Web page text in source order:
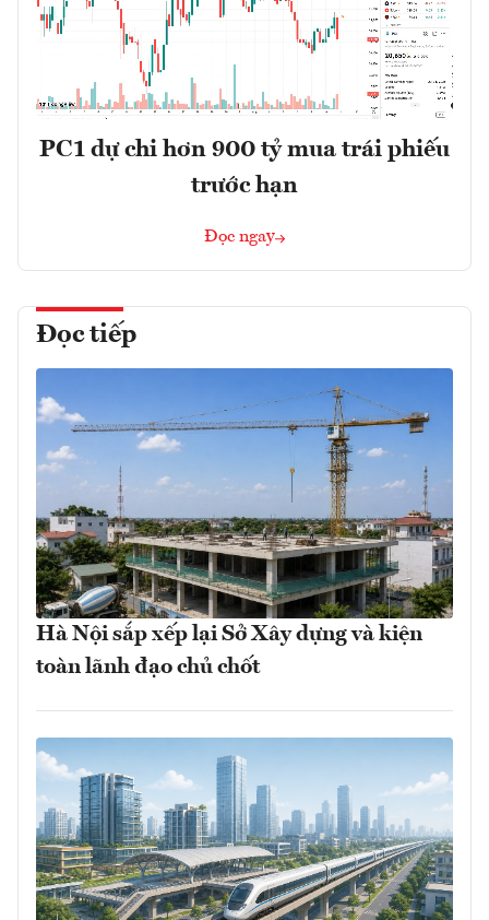
PC1 dự chi hơn 900 tỷ mua trái phiếu
trước hạn
Đọc ngay
Đọc tiếp
Hà Nội sắp xếp lại Sở Xây dựng và kiện
toàn lãnh đạo chủ chốt